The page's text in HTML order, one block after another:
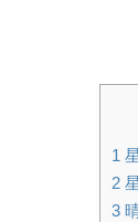
1
2
3